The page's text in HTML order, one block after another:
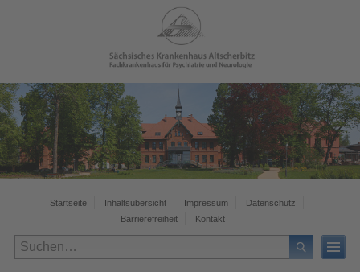
Startseite Inhaltsübersicht Impressum
Datenschutz
Barrierefreiheit
Kontakt